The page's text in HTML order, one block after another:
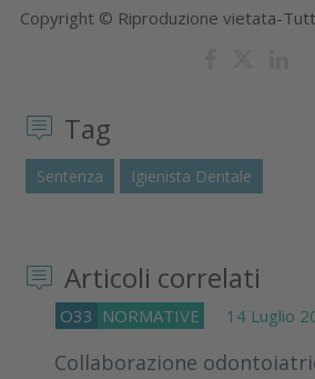
Copyright © Riproduzione vietata-
Tag
Sentenza Igienista Dentale
Articoli correlati
O33 NORMATIVE 14 Luglio
Collaborazione